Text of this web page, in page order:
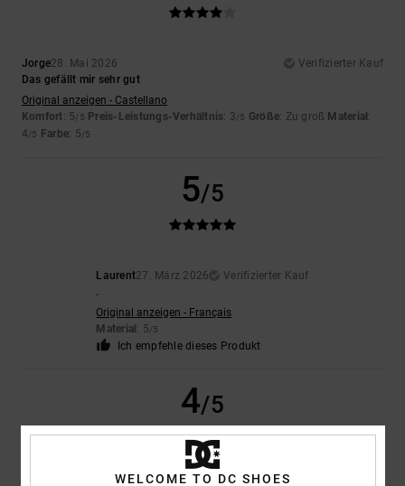
Jorge28. Mai 2026
Verifizierter Kauf
Das gefällt mir sehr gut
Original anzeigen - Castellano
Komfort: 5/5 Preis-Leistungs-Verhältnis: 3/5 Größe: Zu groß Material :
4/5 Farbe: 5/5
5/5
Laurent27. März 2026
Verifizierter Kauf
.
Original anzeigen - Français
Material : 5/5
Ich empfehle dieses Produkt
4/5
WELCOME TO DC SHOES